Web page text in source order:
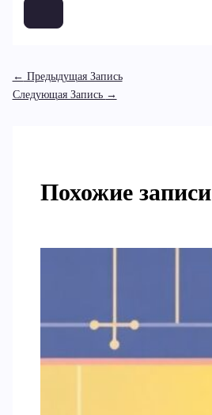
← Предыдущая Запись
Следующая Запись →
Похожие записи